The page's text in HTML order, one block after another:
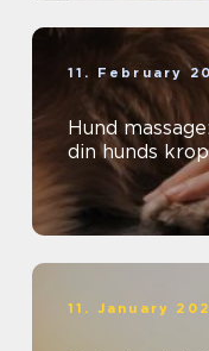
11. February
Hund
din hunds
11. January